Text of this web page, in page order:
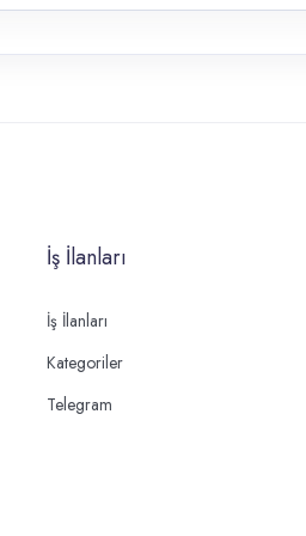
İş İlanları
İş İlanları
Kategoriler
Telegram